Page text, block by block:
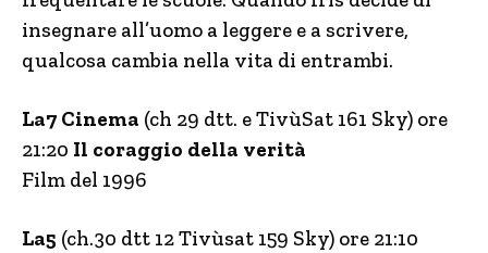
insegnare all’uomo a leggere e a scrivere,
qualcosa cambia nella vita di entrambi.
La7 Cinema (ch 29 dtt. e TivùSat 161 Sky) ore
21:20 Il coraggio della verità
Film del 1996
La5 (ch.30 dtt 12 Tivùsat 159 Sky) ore 21:10